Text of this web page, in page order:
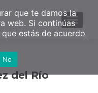
MENU
del Río
que te damos la
web. Si continúas
estás de acuerdo
No